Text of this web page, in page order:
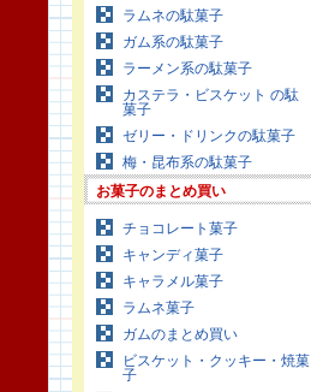
ラムネの駄菓子
ガム系の駄菓子
ラーメン系の駄菓子
カステラ・ビスケット の駄
菓子
ゼリー・ドリンクの駄菓子
梅・昆布系の駄菓子
お菓子のまとめ買い
チョコレート菓子
キャンディ菓子
キャラメル菓子
ラムネ菓子
ガムのまとめ買い
ビスケット・クッキー・焼菓
子